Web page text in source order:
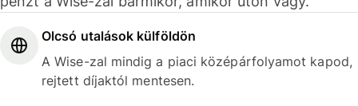
Olcsó utalások külföldön
A Wise-zal mindig a piaci középárfolyamot kapod,
rejtett díjaktól mentesen.